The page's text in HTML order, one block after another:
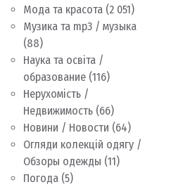
Мода та красота (2 051)
Музика та mp3 / музыка
(88)
Наука та освіта /
образование (116)
Нерухомість /
Недвижимость (66)
Новини / Новости (64)
Огляди колекцій одягу /
Обзоры одежды (11)
Погода (5)